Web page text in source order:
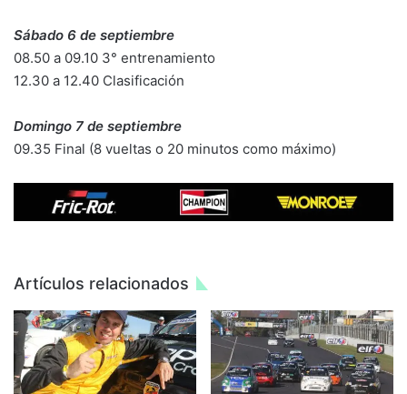
Sábado 6 de septiembre
08.50 a 09.10 3° entrenamiento
12.30 a 12.40 Clasificación
Domingo 7 de septiembre
09.35 Final (8 vueltas o 20 minutos como máximo)
Artículos relacionados